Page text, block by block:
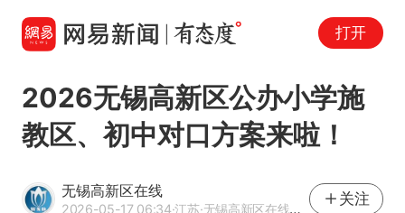
打开
2026无锡高新区公办小学施
教区、初中对口方案来啦！
无锡高新区在线
2026-05-17 06:34·江苏·无锡高新区在线官方网易号
关注